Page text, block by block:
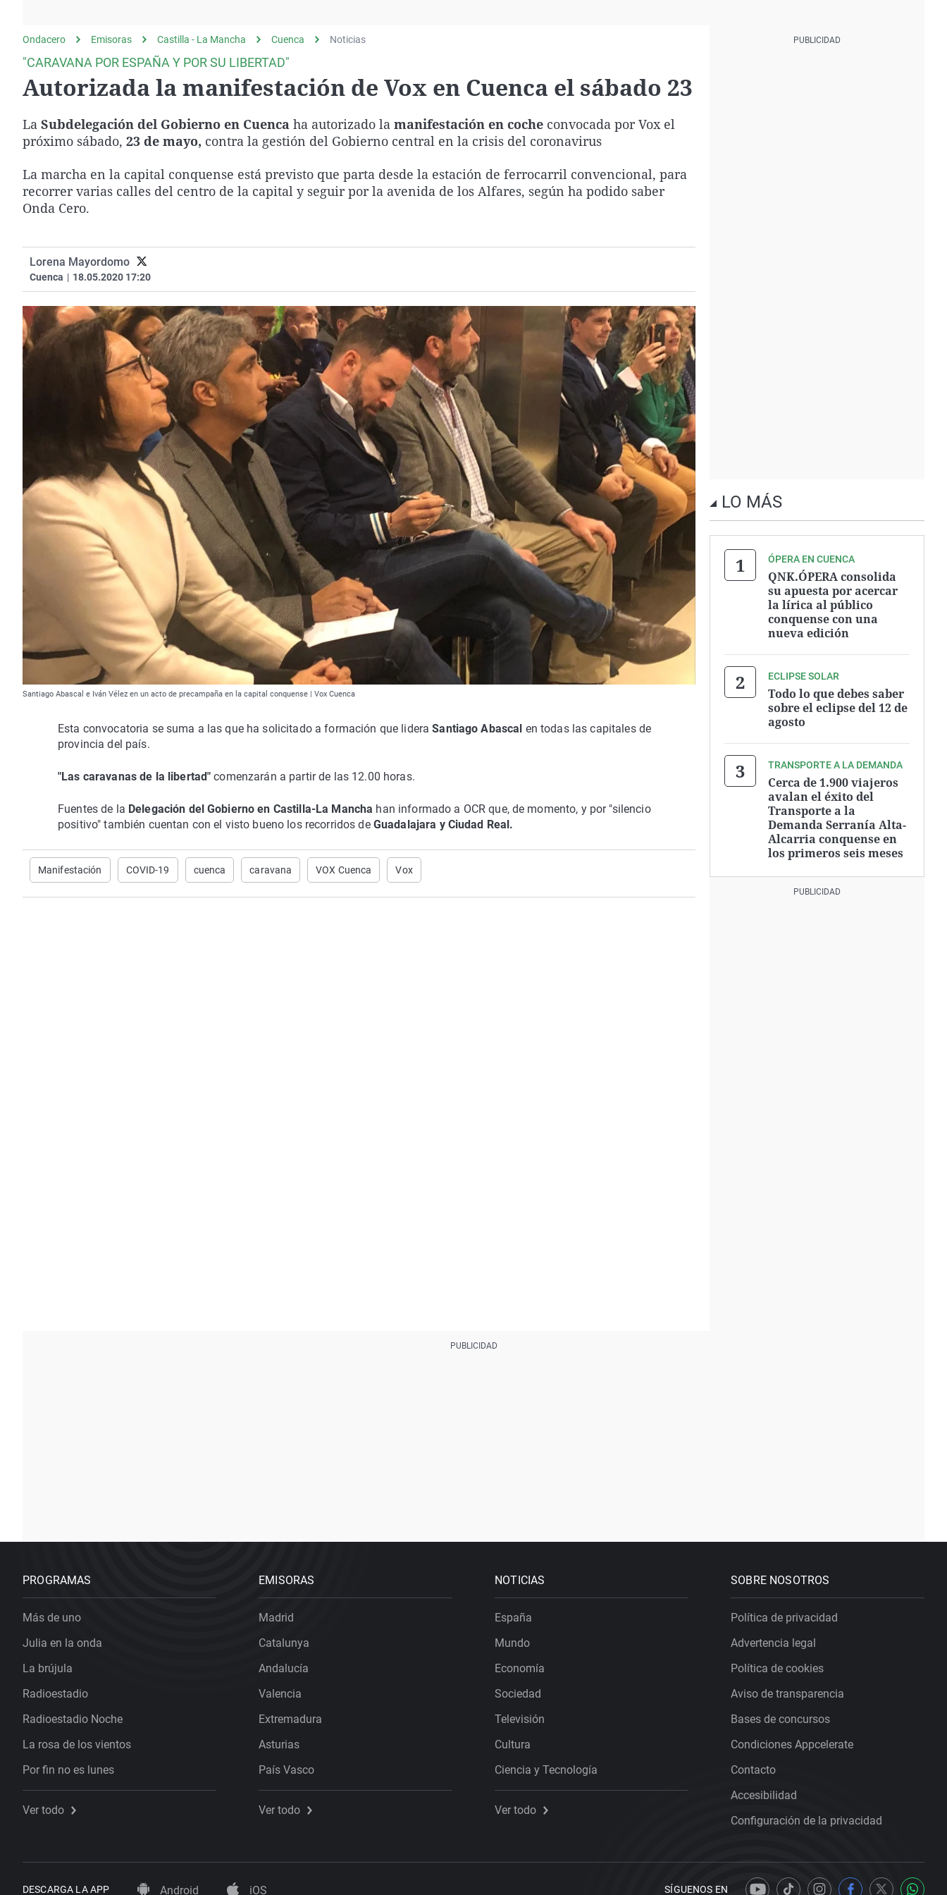
Como el perro y el
gato
Operación Viuda
Negra
Navarra
Ondacero Emisoras Castilla - La Mancha Cuenca Noticias
"CARAVANA POR ESPAÑA Y POR SU LIBERTAD"
Autorizada la manifestación de Vox en Cuenca el sábado 23
La Subdelegación del Gobierno en Cuenca ha autorizado la manifestación en coche convocada por Vox el
próximo sábado, 23 de mayo, contra la gestión del Gobierno central en la crisis del coronavirus
La marcha en la capital conquense está previsto que parta desde la estación de ferrocarril convencional, para
recorrer varias calles del centro de la capital y seguir por la avenida de los Alfares, según ha podido saber
Onda Cero.
Lorena Mayordomo
Cuenca | 18.05.2020 17:20
Santiago Abascal e Iván Vélez en un acto de precampaña en la capital conquense | Vox Cuenca
Esta convocatoria se suma a las que ha solicitado a formación que lideraSantiago Abascal en todas las capitales de
provincia del país.
"Las caravanas de la libertad"comenzarán a partir de las 12.00 horas.
Fuentes de la Delegación del Gobierno en Castilla-La Mancha han informado a OCR que, de momento, y por "silencio
positivo" también cuentan con el visto bueno los recorridos de Guadalajara y Ciudad Real.
Manifestación COVID-19 cuenca caravana VOX Cuenca Vox
LO MÁS
ÓPERA EN CUENCA
QNK.ÓPERA consolida
su apuesta por acercar
la lírica al público
conquense con una
nueva edición
ECLIPSE SOLAR
Todo lo que debes saber
sobre el eclipse del 12 de
agosto
TRANSPORTE A LA DEMANDA
Cerca de 1.900 viajeros
avalan el éxito del
Transporte a la
Demanda Serranía Alta-
Alcarria conquense en
los primeros seis meses
PROGRAMAS
Más de uno
Julia en la onda
La brújula
Radioestadio
Radioestadio Noche
La rosa de los vientos
Por fin no es lunes
Ver todo
EMISORAS
Madrid
Catalunya
Andalucía
Valencia
Extremadura
Asturias
País Vasco
Ver todo
NOTICIAS
España
Mundo
Economía
Sociedad
Televisión
Cultura
Ciencia y Tecnología
Ver todo
SOBRE NOSOTROS
Política de privacidad
Advertencia legal
Política de cookies
Aviso de transparencia
Bases de concursos
Condiciones Appcelerate
Contacto
Accesibilidad
Configuración de la privacidad
DESCARGA LA APP Android iOS SÍGUENOS EN